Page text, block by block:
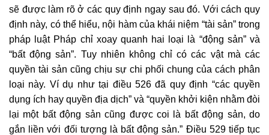
sẽ được làm rõ ở các quy định ngay sau đó. Với cách quy
định này, có thể hiểu, nội hàm của khái niệm “tài sản” trong
pháp luật Pháp chỉ xoay quanh hai loại là “động sản” và
“bất động sản”. Tuy nhiên không chỉ có các vật mà các
quyền tài sản cũng chịu sự chi phối chung của cách phân
loại này. Ví dụ như tại điều 526 đã quy định “các quyền
dụng ích hay quyền địa dịch” và “quyền khởi kiện nhằm đòi
lại một bất động sản cũng được coi là bất động sản, do
gắn liền với đối tượng là bất động sản.” Điều 529 tiếp tục